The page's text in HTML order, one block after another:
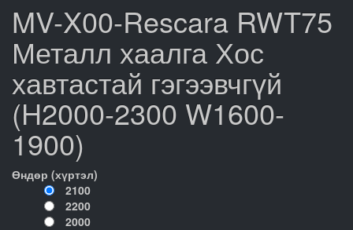
MV-X00-Rescara RWT75
Металл хаалга Хос
хавтастай гэгээвчгүй
(H2000-2300 W1600-
1900)
Өндөр (хүртэл)
2100
2200
2000